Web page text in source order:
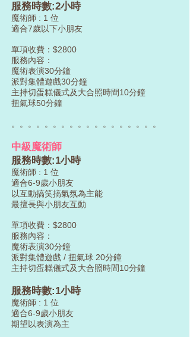
服務時數:2小時
魔術師 : 1 位
適合7歲以下小朋友
單項收費：$2800
服務內容：
魔術表演30分鐘
派對集體遊戲30分鐘
主持切蛋糕儀式及大合照時間10分鐘
扭氣球50分鐘
​。。。。。。。。。。。。。。。。。。
中級魔術師
服務時數:1小時
魔術師 : 1 位
適合6-9歲小朋友
以互動搞笑搞氣氛為主能
最擅長與小朋友互動
單項收費：$2800
服務內容：
魔術表演30分鐘
派對集體遊戲 / 扭氣球 20分鐘
主持切蛋糕儀式及大合照時間10分鐘
服務時數:1小時
魔術師 : 1 位
適合6-9歲小朋友
期望以表演為主